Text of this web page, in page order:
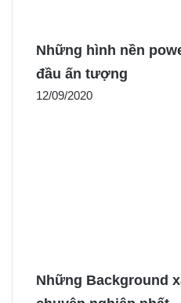
Những hình nền
đầu ấn tượng
12/09/2020
Những Background